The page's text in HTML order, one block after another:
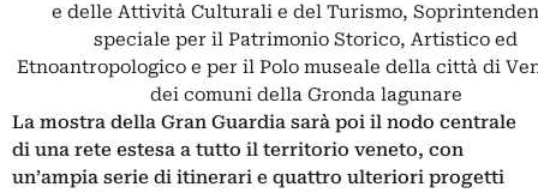
e delle Attività Culturali e del Turismo,
speciale per il Patrimonio Storico, Artistico ed
Etnoantropologico e per il Polo museale della città di
dei comuni della Gronda lagunare
La mostra della Gran Guardia sarà poi il nodo centrale
di una rete estesa a tutto il territorio veneto, con
un’ampia serie di itinerari e quattro ulteriori progetti